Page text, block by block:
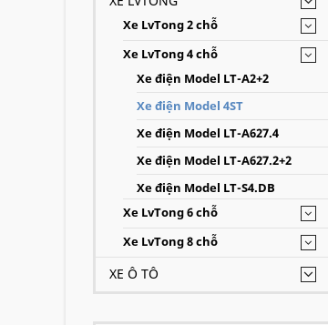
Xe LvTong 2 chỗ
Xe LvTong 4 chỗ
Xe điện Model LT-A2+2
Xe điện Model 4ST
Xe điện Model LT-A627.4
Xe điện Model LT-A627.2+2
Xe điện Model LT-S4.DB
Xe LvTong 6 chỗ
Xe LvTong 8 chỗ
XE Ô TÔ